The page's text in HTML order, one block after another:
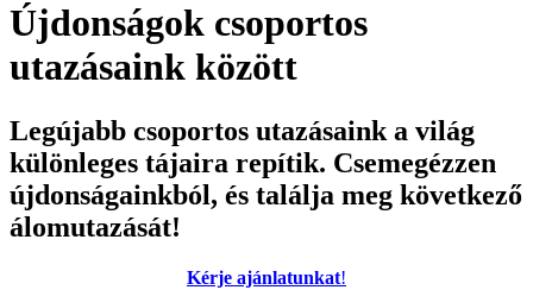
Újdonságok csoportos
utazásaink között
Legújabb csoportos utazásaink a világ
különleges tájaira repítik. Csemegézzen
újdonságainkból, és találja meg következő
álomutazását!
Kérje ajánlatunkat!